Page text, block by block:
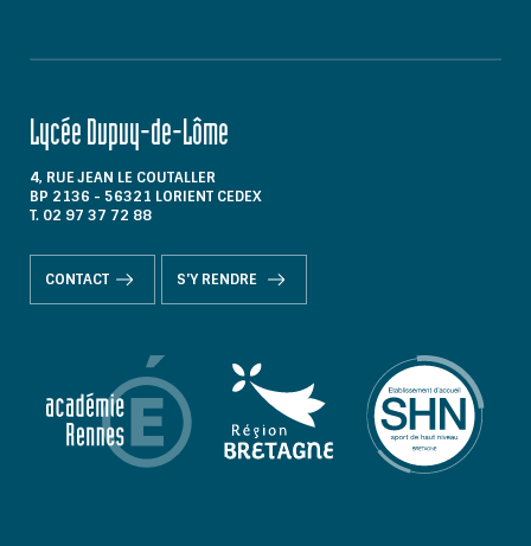
Lycée Dupuy-de-Lôme
4, RUE JEAN LE COUTALLER
BP 2136 - 56321 LORIENT CEDEX
T. 02 97 37 72 88
CONTACT S'Y RENDRE